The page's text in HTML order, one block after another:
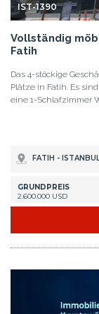
IST-1390
Vollständig
Fatih
Das 4-stöckige
Plätze in Fatih. Es
eine 1-Schlafzimmer
FATIH -
GRUNDPREIS
2.600.000 USD